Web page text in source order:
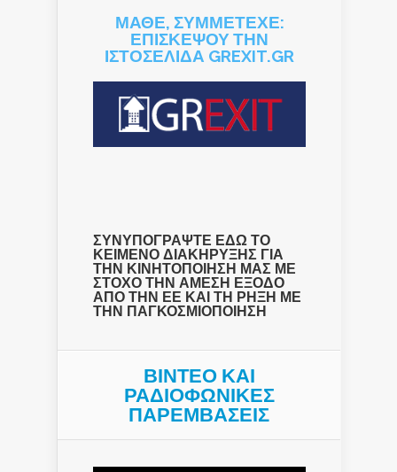
ΜΑΘΕ, ΣΥΜΜΕΤΕΧΕ:
ΕΠΙΣΚΕΨΟΥ ΤΗΝ
ΙΣΤΟΣΕΛΙΔΑ GREXIT.GR
ΣΥΝΥΠΟΓΡΑΨΤΕ ΕΔΩ ΤΟ
ΚΕΙΜΕΝΟ ΔΙΑΚΗΡΥΞΗΣ ΓΙΑ
ΤΗΝ ΚΙΝΗΤΟΠΟΙΗΣΗ ΜΑΣ ΜΕ
ΣΤΟΧΟ ΤΗΝ ΑΜΕΣΗ ΕΞΟΔΟ
ΑΠΟ ΤΗΝ ΕΕ ΚΑΙ ΤΗ ΡΗΞΗ ΜΕ
ΤΗΝ ΠΑΓΚΟΣΜΙΟΠΟΙΗΣΗ
ΒΙΝΤΕΟ ΚΑΙ
ΡΑΔΙΟΦΩΝΙΚΕΣ
ΠΑΡΕΜΒΑΣΕΙΣ